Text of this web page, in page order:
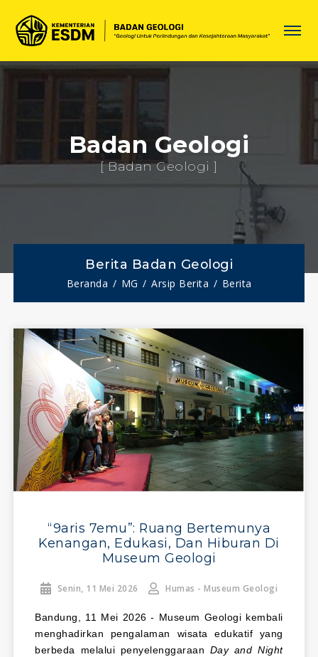
Badan Geologi
[ Badan Geologi ]
Berita Badan Geologi
Beranda MG Arsip Berita Berita
“9aris 7emu”: Ruang Bertemunya
Kenangan, Edukasi, Dan Hiburan Di
Museum Geologi
Senin, 11 Mei 2026 Humas - Museum Geologi
Bandung, 11 Mei 2026 - Museum Geologi kembali
menghadirkan pengalaman wisata edukatif yang
berbeda melalui penyelenggaraan Day and Night